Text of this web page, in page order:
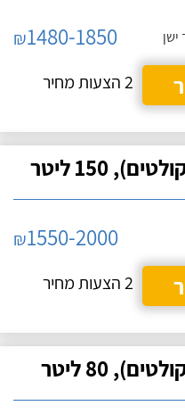
ישן
₪1480-1850
2 הצעות מחיר
150 ליטר
₪1550-2000
2 הצעות מחיר
80 ליטר